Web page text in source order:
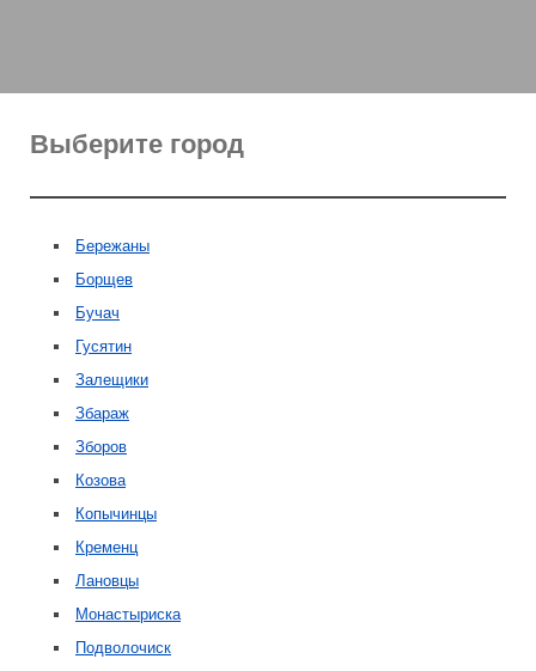
Выберите город
Бережаны
Борщев
Бучач
Гусятин
Залещики
Збараж
Зборов
Козова
Копычинцы
Кременц
Лановцы
Монастыриска
Подволочиск